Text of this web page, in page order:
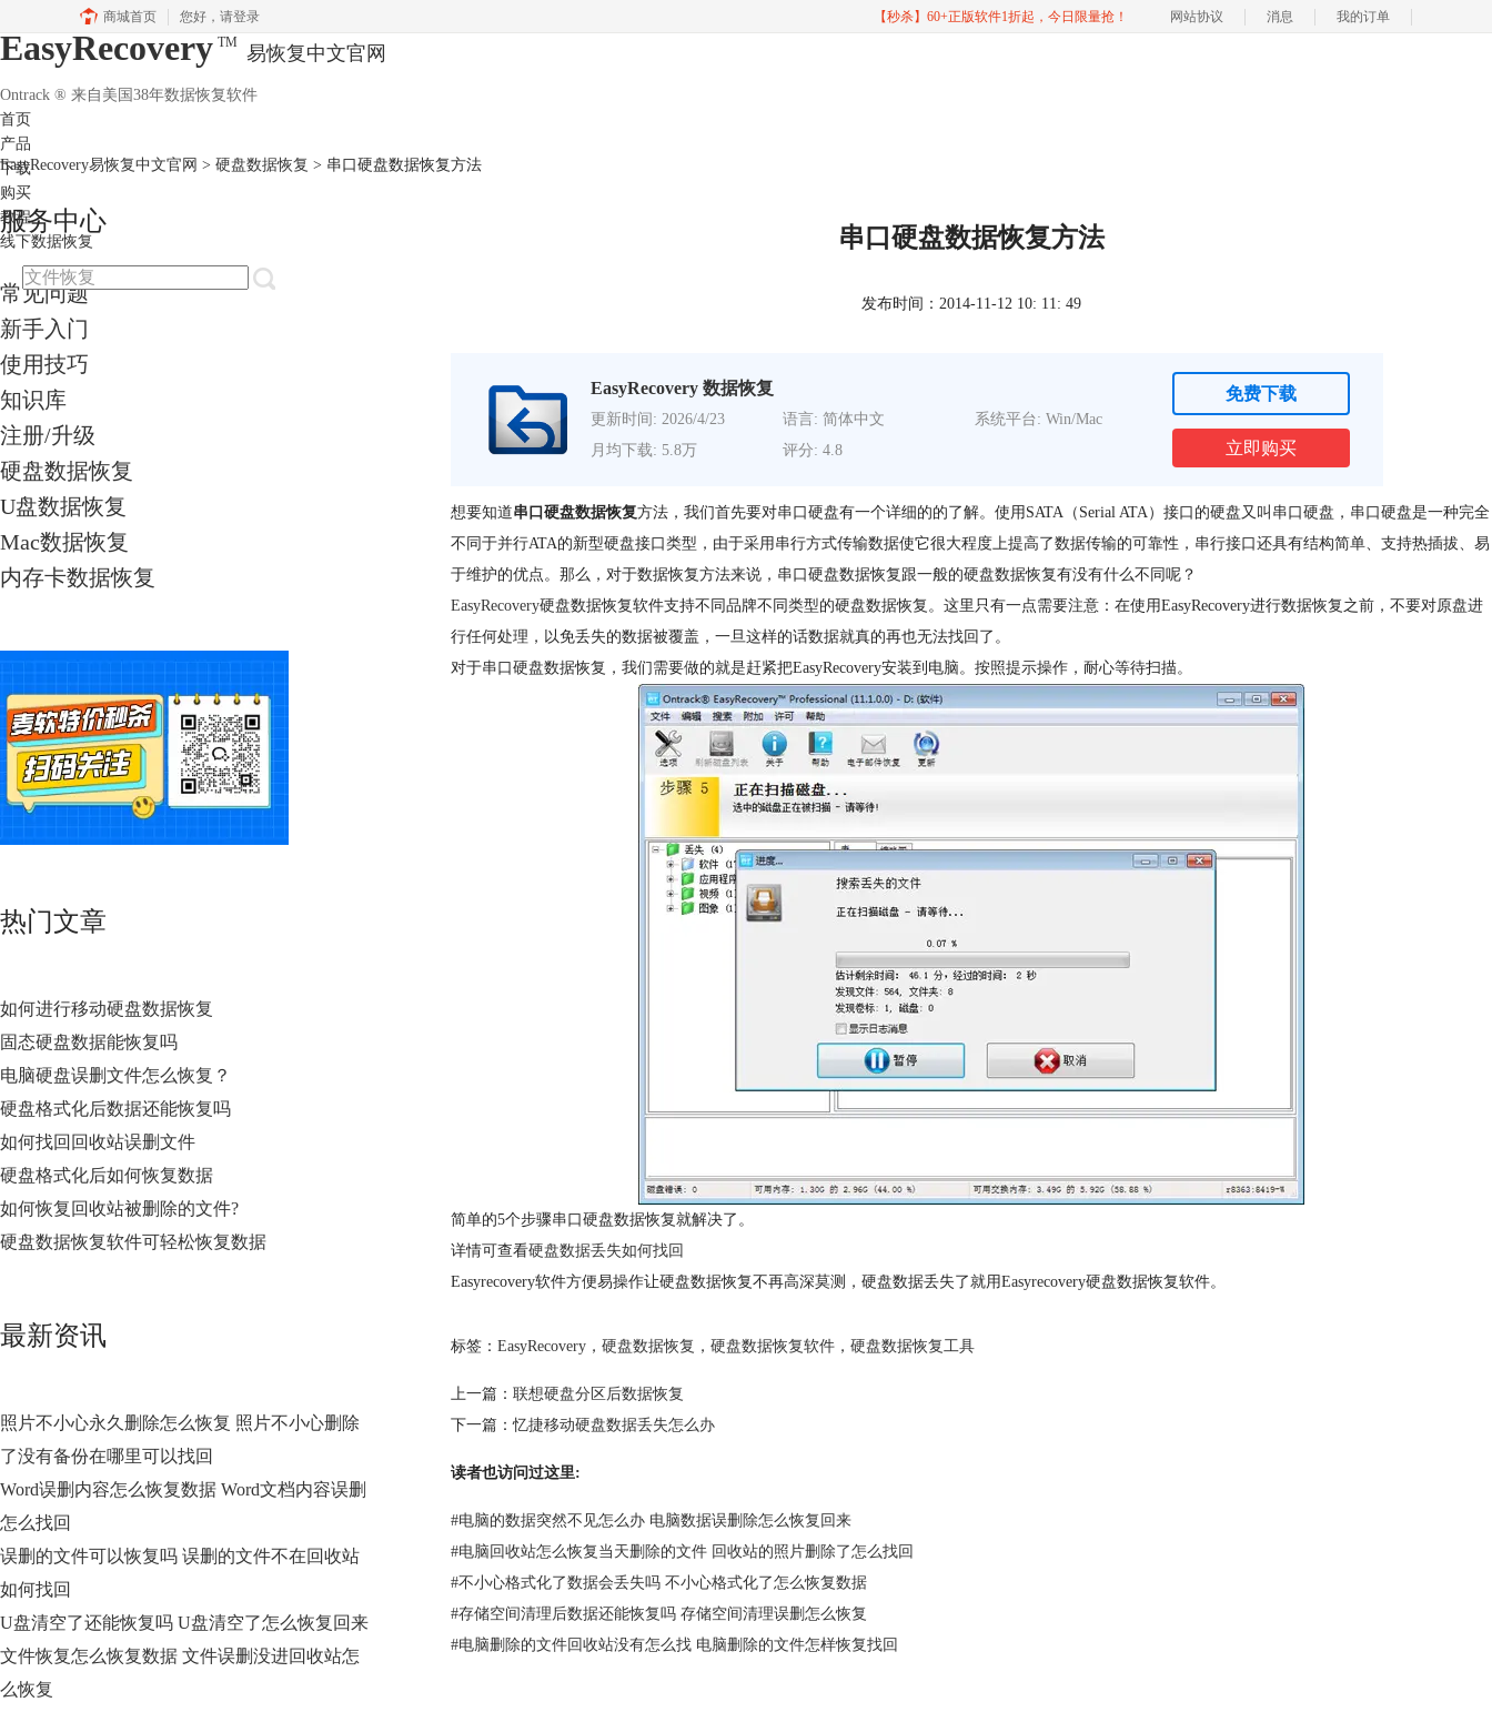
商城首页 您好， 请登录 【秒杀】60+正版软件1折起，今日限量抢！ 网站协议 消息 我的订单
EasyRecovery TM 易恢复中文官网
Ontrack ® 来自美国38年数据恢复软件
首页
产品
下载
购买
教程
线下数据恢复
EasyRecovery易恢复中文官网 > 硬盘数据恢复 > 串口硬盘数据恢复方法
服务中心
常见问题
新手入门
使用技巧
知识库
注册/升级
硬盘数据恢复
U盘数据恢复
Mac数据恢复
内存卡数据恢复
热门文章
如何进行移动硬盘数据恢复
固态硬盘数据能恢复吗
电脑硬盘误删文件怎么恢复？
硬盘格式化后数据还能恢复吗
如何找回回收站误删文件
硬盘格式化后如何恢复数据
如何恢复回收站被删除的文件?
硬盘数据恢复软件可轻松恢复数据
最新资讯
照片不小心永久删除怎么恢复 照片不小心删除
了没有备份在哪里可以找回
Word误删内容怎么恢复数据 Word文档内容误删
怎么找回
误删的文件可以恢复吗 误删的文件不在回收站
如何找回
U盘清空了还能恢复吗 U盘清空了怎么恢复回来
文件恢复怎么恢复数据 文件误删没进回收站怎
么恢复
串口硬盘数据恢复方法
发布时间：2014-11-12 10: 11: 49
EasyRecovery 数据恢复
更新时间: 2026/4/23 语言: 简体中文
系统平台: Win/Mac
月均下载: 5.8万
评分: 4.8
免费下载
立即购买
想要知道串口硬盘数据恢复方法，我们首先要对串口硬盘有一个详细的的了解。使用SATA（Serial ATA）接口的硬盘又叫串口硬盘，串口硬盘是一种完全
不同于并行ATA的新型硬盘接口类型，由于采用串行方式传输数据使它很大程度上提高了数据传输的可靠性，串行接口还具有结构简单、支持热插拔、易
于维护的优点。那么，对于数据恢复方法来说，串口硬盘数据恢复跟一般的硬盘数据恢复有没有什么不同呢？
EasyRecovery硬盘数据恢复软件支持不同品牌不同类型的硬盘数据恢复。这里只有一点需要注意：在使用EasyRecovery进行数据恢复之前，不要对原盘进
行任何处理，以免丢失的数据被覆盖，一旦这样的话数据就真的再也无法找回了。
对于串口硬盘数据恢复，我们需要做的就是赶紧把EasyRecovery安装到电脑。按照提示操作，耐心等待扫描。
简单的5个步骤串口硬盘数据恢复就解决了。
详情可查看硬盘数据丢失如何找回
Easyrecovery软件方便易操作让硬盘数据恢复不再高深莫测，硬盘数据丢失了就用Easyrecovery硬盘数据恢复软件。
标签： EasyRecovery ， 硬盘数据恢复 ， 硬盘数据恢复软件 ， 硬盘数据恢复工具
上一篇： 联想硬盘分区后数据恢复
下一篇：忆捷移动硬盘数据丢失怎么办
读者也访问过这里:
#电脑的数据突然不见怎么办 电脑数据误删除怎么恢复回来
#电脑回收站怎么恢复当天删除的文件 回收站的照片删除了怎么找回
#不小心格式化了数据会丢失吗 不小心格式化了怎么恢复数据
#存储空间清理后数据还能恢复吗 存储空间清理误删怎么恢复
#电脑删除的文件回收站没有怎么找 电脑删除的文件怎样恢复找回